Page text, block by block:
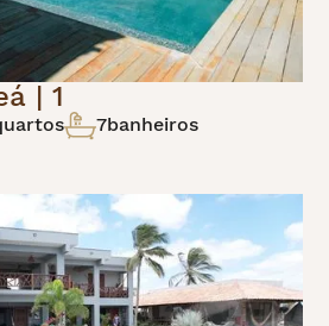
| 1
7banheiros